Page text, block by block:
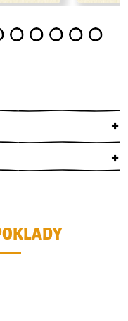
9 10 11 12 13
+
+